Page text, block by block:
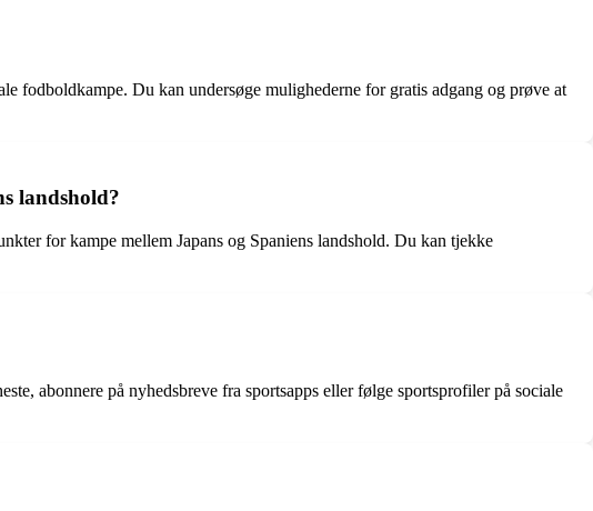
fodboldkampe. Du kan undersøge mulighederne for gratis adgang og prøve at
landshold?
for kampe mellem Japans og Spaniens landshold. Du kan tjekke
abonnere på nyhedsbreve fra sportsapps eller følge sportsprofiler på sociale